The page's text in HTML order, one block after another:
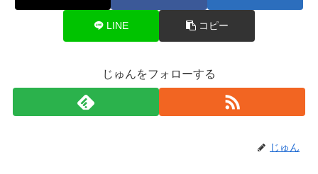
LINE コピー
じゅんをフォローする
じゅん